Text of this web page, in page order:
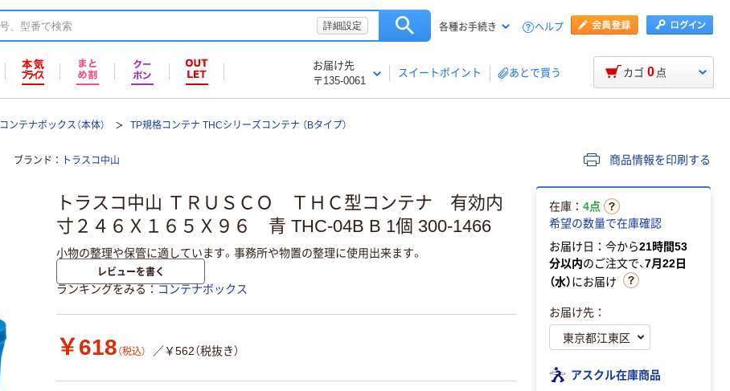
詳細設定 各種お手続き ヘルプ
お届け先
〒135-0061
スイートポイント あとで買う カゴ 0 点
コンテナボックス（本体） TP規格コンテナ THCシリーズコンテナ （Bタイプ）
ブランド トラスコ中山 商品情報を印刷する
トラスコ中山 ＴＲＵＳＣＯ ＴＨＣ型コンテナ 有効内
寸２４６Ｘ１６５Ｘ９６ 青 THC-04B B 1個 300-1466
小物の整理や保管に適しています。事務所や物置の整理に使用出来ます。
レビューを書く
ランキングをみる コンテナボックス
￥618 （税込） ／￥562（税抜き）
在庫： 4点
希望の数量で在庫確認
お届け日：今から21時間53
分以内のご注文で、7月22日
（水）にお届け
お届け先：
アスクル在庫商品